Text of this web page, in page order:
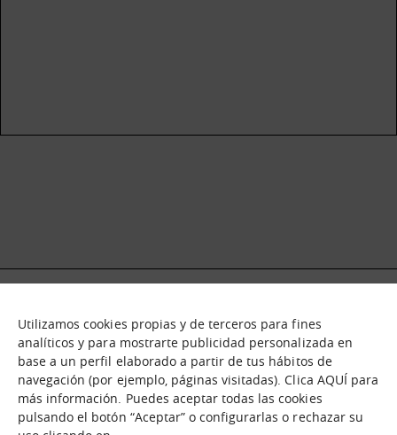
Utilizamos cookies propias y de terceros para fines
analíticos y para mostrarte publicidad personalizada en
base a un perfil elaborado a partir de tus hábitos de
navegación (por ejemplo, páginas visitadas). Clica AQUÍ para
más información. Puedes aceptar todas las cookies
pulsando el botón “Aceptar” o configurarlas o rechazar su
Qué es
Nodos
Nuestra oferta
Catálogo de activos
Jornadas de inmersión
Experiencias
Contáctanos